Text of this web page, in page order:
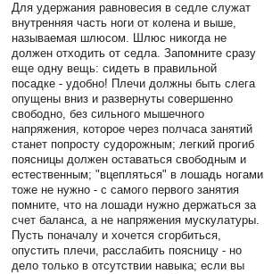
Для удержания равновесия в седле служат
внутренняя часть ноги от колена и выше,
называемая шлюсом. Шлюс никогда не
должен отходить от седла. Запомните сразу
еще одну вещь: сидеть в правильной
посадке - удобно! Плечи должны быть слега
опущены вниз и развернуты совершенно
свободно, без сильного мышечного
напряжения, которое через полчаса занятий
станет попросту судорожным; легкий прогиб
поясницы должен оставаться свободным и
естественным; "вцепляться" в лошадь ногами
тоже не нужно - с самого первого занятия
помните, что на лошади нужно держаться за
счет баланса, а не напряжения мускулатуры.
Пусть поначалу и хочется сгорбиться,
опустить плечи, расслабить поясницу - но
дело только в отсутствии навыка; если вы